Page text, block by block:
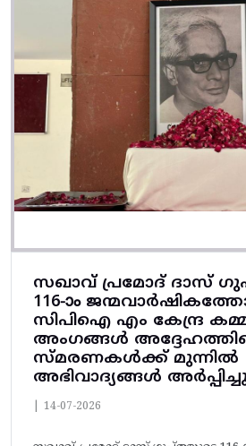
സഖാവ് പ്രമോദ് ദാസ്
116-ാം
സിപിഐ എം കേന്ദ്ര
അംഗങ്ങൾ
സ്മരണകൾക്ക് മുന്നിൽ
അഭിവാദ്യങ്ങൾ
14-07-2026